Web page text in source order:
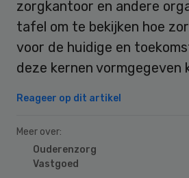
zorgkantoor en andere
tafel om te bekijken hoe
voor de huidige en
deze kernen vormgegeven
Reageer op dit artikel
Meer over:
Ouderenzorg
Vastgoed